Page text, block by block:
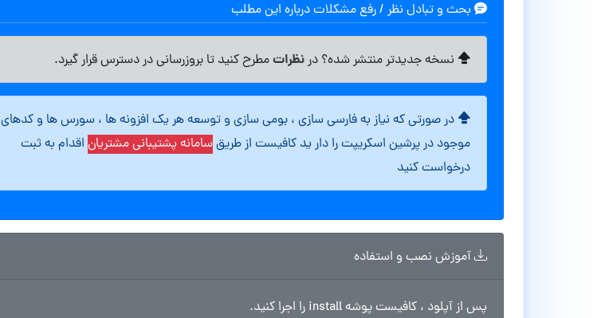
بحث و تبادل نظر / رفع مشکلات درباره این مطلب
نسخه جدیدتر منتشر شده؟ درنظراتمطرح کنید تا بروزرسانی در دسترس قرار گیرد.
در صورتی که نیاز به فارسی سازی ، بومی سازی و توسعه هر یک افزونه ها ، سورس ها و کدهای
موجود در پرشین اسکریپت را دار ید کافیست از طریقسامانه پشتیبانی مشتریان اقدام به ثبت
درخواست کنید
آموزش نصب و استفاده
پس از آپلود ، کافیست پوشه install را اجرا کنید.